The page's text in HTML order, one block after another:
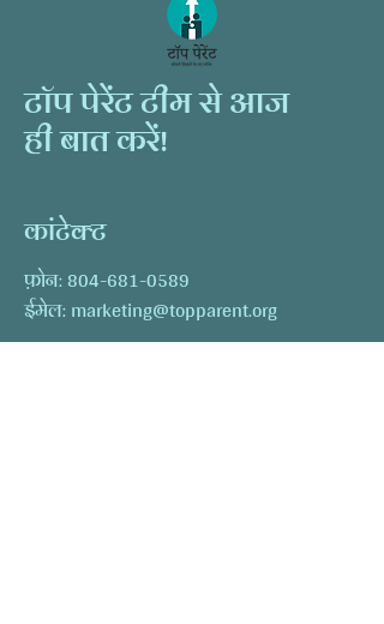
टॉप पेरेंट टीम से आज
ही बात करें!
कांटेक्ट
फ़ोन:804-681-0589
ईमेल:marketing@topparent.org